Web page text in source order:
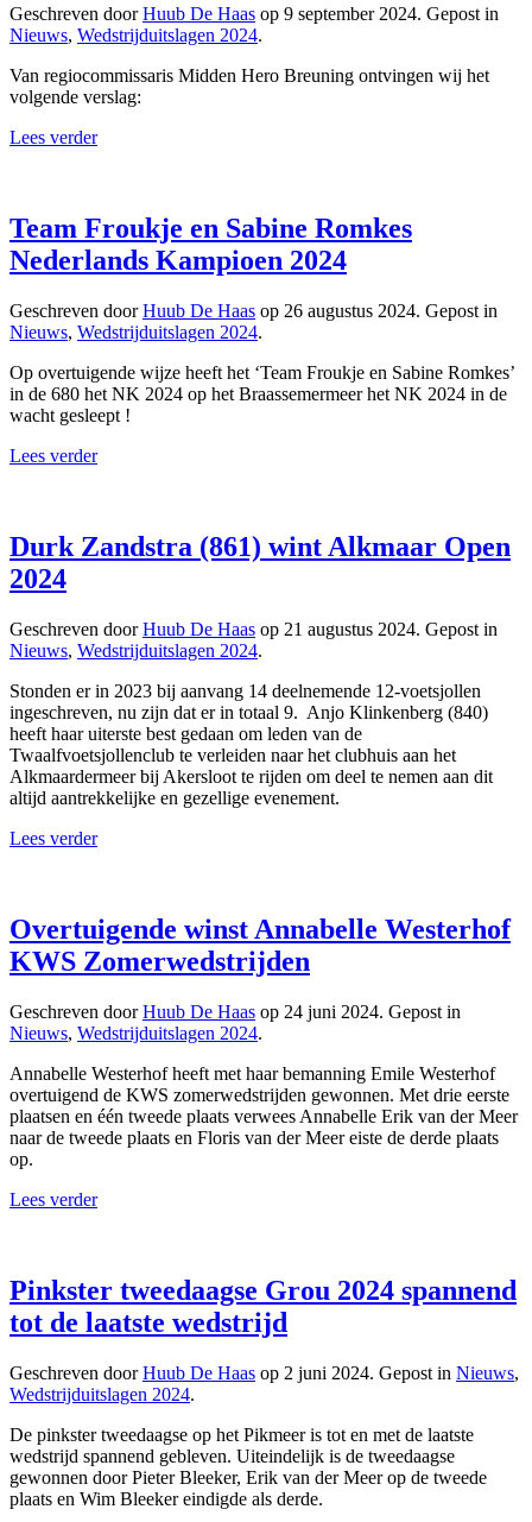
Geschreven doorHuub De Haas op 9 september 2024. Gepost in
Nieuws, Wedstrijduitslagen 2024.
Van regiocommissaris Midden Hero Breuning ontvingen wij het
volgende verslag:
Lees verder
Team Froukje en Sabine Romkes
Nederlands Kampioen 2024
Geschreven doorHuub De Haas op 26 augustus 2024. Gepost in
Nieuws, Wedstrijduitslagen 2024.
Op overtuigende wijze heeft het ‘Team Froukje en Sabine Romkes’
in de 680 het NK 2024 op het Braassemermeer het NK 2024 in de
wacht gesleept !
Lees verder
Durk Zandstra (861) wint Alkmaar Open
2024
Geschreven doorHuub De Haas op 21 augustus 2024. Gepost in
Nieuws, Wedstrijduitslagen 2024.
Stonden er in 2023 bij aanvang 14 deelnemende 12-voetsjollen
ingeschreven, nu zijn dat er in totaal 9. Anjo Klinkenberg (840)
heeft haar uiterste best gedaan om leden van de
Twaalfvoetsjollenclub te verleiden naar het clubhuis aan het
Alkmaardermeer bij Akersloot te rijden om deel te nemen aan dit
altijd aantrekkelijke en gezellige evenement.
Lees verder
Overtuigende winst Annabelle Westerhof
KWS Zomerwedstrijden
Geschreven doorHuub De Haas op 24 juni 2024. Gepost in
Nieuws, Wedstrijduitslagen 2024.
Annabelle Westerhof heeft met haar bemanning Emile Westerhof
overtuigend de KWS zomerwedstrijden gewonnen. Met drie eerste
plaatsen en één tweede plaats verwees Annabelle Erik van der Meer
naar de tweede plaats en Floris van der Meer eiste de derde plaats
op.
Lees verder
Pinkster tweedaagse Grou 2024 spannend
tot de laatste wedstrijd
Geschreven doorHuub De Haas op 2 juni 2024. Gepost in Nieuws,
Wedstrijduitslagen 2024.
De pinkster tweedaagse op het Pikmeer is tot en met de laatste
wedstrijd spannend gebleven. Uiteindelijk is de tweedaagse
gewonnen door Pieter Bleeker, Erik van der Meer op de tweede
plaats en Wim Bleeker eindigde als derde.